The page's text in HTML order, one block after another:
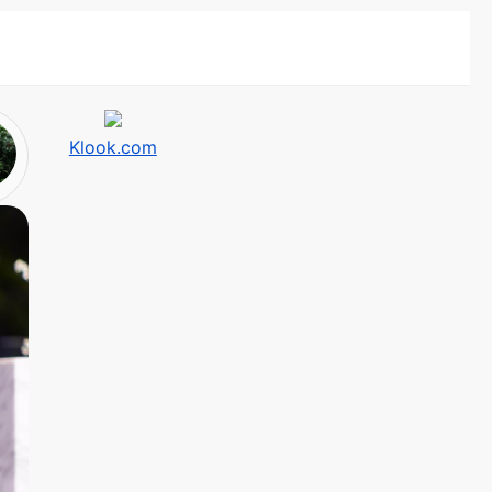
Klook.com